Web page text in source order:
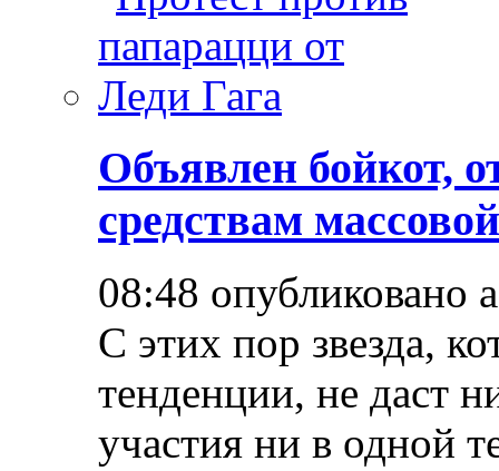
Объявлен бойкот,
средствам
08:48 опубликовано
С этих пор звезда,
тенденции, не даст
участия ни в одной